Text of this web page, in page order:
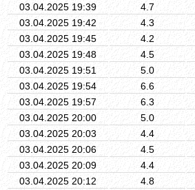
03.04.2025 19:39
4.7
03.04.2025 19:42
4.3
03.04.2025 19:45
4.2
03.04.2025 19:48
4.5
03.04.2025 19:51
5.0
03.04.2025 19:54
6.6
03.04.2025 19:57
6.3
03.04.2025 20:00
5.0
03.04.2025 20:03
4.4
03.04.2025 20:06
4.5
03.04.2025 20:09
4.4
03.04.2025 20:12
4.8